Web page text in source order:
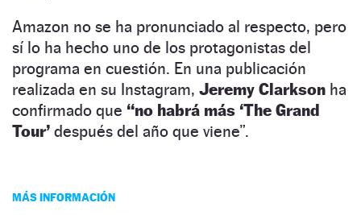
Amazon no se ha pronunciado al respecto, pero
sí lo ha hecho uno de los protagonistas del
programa en cuestión. En una publicación
realizada en su Instagram, Jeremy Clarkson ha
confirmado que “no habrá más ‘The Grand
Tour’ después del año que viene”.
MÁS INFORMACIÓN